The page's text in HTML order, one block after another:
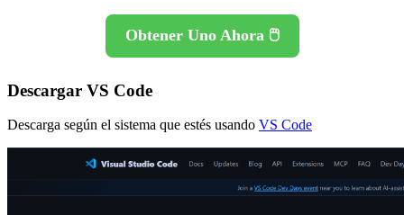
Obtener Uno Ahora 🖱️
Descargar VS Code
Descarga según el sistema que estés usando VS Code